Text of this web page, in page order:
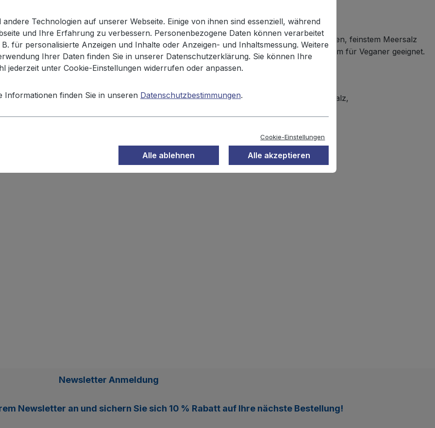
Rings 110g"
Erdnussflips und süßen Donuts. Hergestellt aus 30% frisch gemahlenen Erdnüssen, feinstem Meersalz
Donut Ringe den perfekten Knabberspaß für jedermann. Der süß-salzige Snack ist zudem für Veganer geeignet.
(Sonnenblume, Raps, Palm in veränderlichen Gewichtsanteilen), Rohrohrzucker, Meersalz,
Extrakt aus Rosmarin.
Newsletter Anmeldung
Newsletter an und sichern Sie sich 10 % Rabatt auf Ihre nächste Bestellung!
Technologien auf unserer Webseite. Einige von ihnen sind essenziell, während
und Ihre Erfahrung zu verbessern. Personenbezogene Daten können verarbeitet
für personalisierte Anzeigen und Inhalte oder Anzeigen- und Inhaltsmessung. Weitere
Ihrer Daten finden Sie in unserer Datenschutzerklärung. Sie können Ihre
jederzeit unter Cookie-Einstellungen widerrufen oder anpassen.
Informationen finden Sie in unseren Datenschutzbestimmungen.
Cookie-Einstellungen
Alle ablehnen Alle akzeptieren